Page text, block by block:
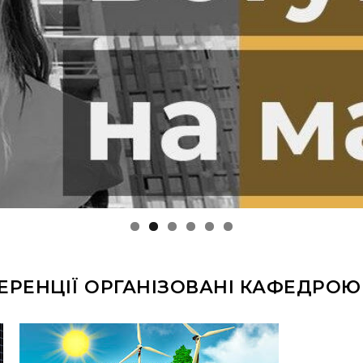
ОРГАНІЗОВАНІ